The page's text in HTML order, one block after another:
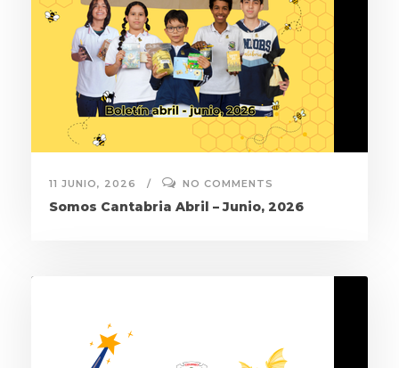
11 JUNIO, 2026 NO COMMENTS
Somos Cantabria Abril – Junio, 2026